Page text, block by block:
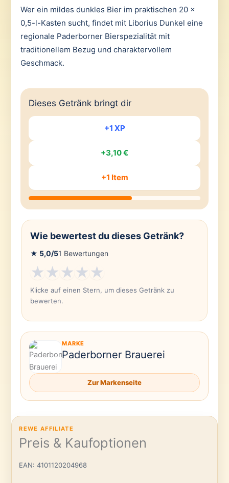
Wer ein mildes dunkles Bier im praktischen 20 x
0,5-l-Kasten sucht, findet mit Liborius Dunkel eine
regionale Paderborner Bierspezialität mit
traditionellem Bezug und charaktervollem
Geschmack.
Dieses Getränk bringt dir
+1 XP
+3,10 €
+1 Item
Wie bewertest du dieses Getränk?
★ 5,0/51 Bewertungen
★★★★★
Klicke auf einen Stern, um dieses Getränk zu
bewerten.
MARKE
Paderborner Brauerei
Zur Markenseite
REWE AFFILIATE
Preis & Kaufoptionen
EAN: 4101120204968